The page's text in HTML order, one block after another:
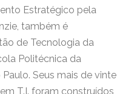
Estratégico pela
também é
de Tecnologia da
Politécnica da
Seus mais de vinte
T.I. foram construídos